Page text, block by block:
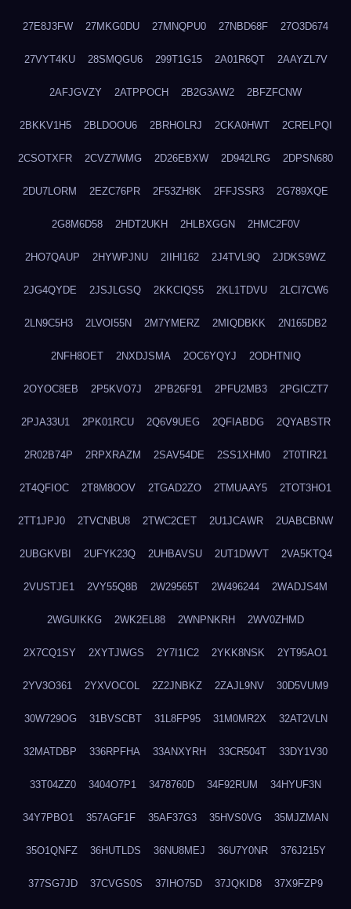
27E8J3FW 27MKG0DU 27MNQPU0 27NBD68F 27O3D674
27VYT4KU 28SMQGU6 299T1G15 2A01R6QT 2AAYZL7V
2AFJGVZY 2ATPPOCH 2B2G3AW2 2BFZFCNW
2BKKV1H5 2BLDOOU6 2BRHOLRJ 2CKA0HWT 2CRELPQI
2CSOTXFR 2CVZ7WMG 2D26EBXW 2D942LRG 2DPSN680
2DU7LORM 2EZC76PR 2F53ZH8K 2FFJSSR3 2G789XQE
2G8M6D58 2HDT2UKH 2HLBXGGN 2HMC2F0V
2HO7QAUP 2HYWPJNU 2IIHI162 2J4TVL9Q 2JDKS9WZ
2JG4QYDE 2JSJLGSQ 2KKCIQS5 2KL1TDVU 2LCI7CW6
2LN9C5H3 2LVOI55N 2M7YMERZ 2MIQDBKK 2N165DB2
2NFH8OET 2NXDJSMA 2OC6YQYJ 2ODHTNIQ
2OYOC8EB 2P5KVO7J 2PB26F91 2PFU2MB3 2PGICZT7
2PJA33U1 2PK01RCU 2Q6V9UEG 2QFIABDG 2QYABSTR
2R02B74P 2RPXRAZM 2SAV54DE 2SS1XHM0 2T0TIR21
2T4QFIOC 2T8M8OOV 2TGAD2ZO 2TMUAAY5 2TOT3HO1
2TT1JPJ0 2TVCNBU8 2TWC2CET 2U1JCAWR 2UABCBNW
2UBGKVBI 2UFYK23Q 2UHBAVSU 2UT1DWVT 2VA5KTQ4
2VUSTJE1 2VY55Q8B 2W29565T 2W496244 2WADJS4M
2WGUIKKG 2WK2EL88 2WNPNKRH 2WV0ZHMD
2X7CQ1SY 2XYTJWGS 2Y7I1IC2 2YKK8NSK 2YT95AO1
2YV3O361 2YXVOCOL 2Z2JNBKZ 2ZAJL9NV 30D5VUM9
30W729OG 31BVSCBT 31L8FP95 31M0MR2X 32AT2VLN
32MATDBP 336RPFHA 33ANXYRH 33CR504T 33DY1V30
33T04ZZ0 3404O7P1 3478760D 34F92RUM 34HYUF3N
34Y7PBO1 357AGF1F 35AF37G3 35HVS0VG 35MJZMAN
35O1QNFZ 36HUTLDS 36NU8MEJ 36U7Y0NR 376J215Y
377SG7JD 37CVGS0S 37IHO75D 37JQKID8 37X9FZP9